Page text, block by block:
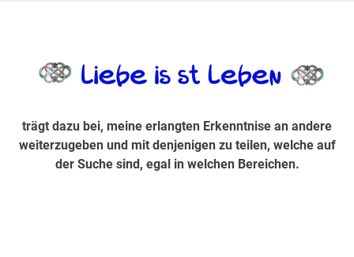
Suche sind, egal in welchen Bereichen.
trägt dazu bei, meine erlangten Erkenntnise an andere
weiterzugeben und mit denjenigen zu teilen, welche auf
der Suche sind, egal in welchen Bereichen.